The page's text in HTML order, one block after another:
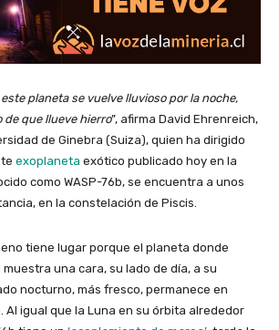
planeta se vuelve lluvioso por la noche,
de que llueve hierro”, afirma David Ehrenreich,
de Ginebra (Suiza), quien ha dirigido
exoplaneta exótico publicado hoy en la
como WASP-76b, se encuentra a unos
en la constelación de Piscis.
tiene lugar porque el planeta donde
muestra una cara, su lado de día, a su
nocturno, más fresco, permanece en
Al igual que la Luna en su órbita alrededor